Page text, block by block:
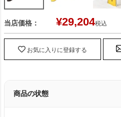
当店価格： ¥29,204税込
お気に入りに登録する
商品の状態